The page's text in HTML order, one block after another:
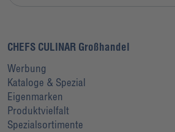
CHEFS CULINAR Großhandel
Werbung
Kataloge & Spezial
Eigenmarken
Produktvielfalt
Spezialsortimente